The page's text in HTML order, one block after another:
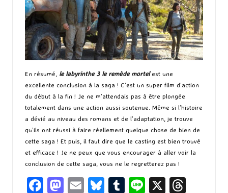
En résumé, le labyrinthe 3 le remède mortelest une
excellente conclusion à la saga ! C’est un super film d’action
du début à la fin ! Je ne m’attendais pas à être plongée
totalement dans une action aussi soutenue. Même si l’histoire
a dévié au niveau des romans et de l’adaptation, je trouve
qu’ils ont réussi à faire réellement quelque chose de bien de
cette saga ! Et puis, il faut dire que le casting est bien trouvé
et efficace ! Je ne peux que vous encourager à aller voir la
conclusion de cette saga, vous ne le regretterez pas !
Fa M E
Bl T
Li X